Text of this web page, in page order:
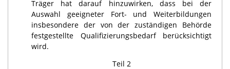
Träger hat darauf hinzuwirken, dass bei der
Auswahl geeigneter Fort- und Weiterbildungen
insbesondere der von der zuständigen Behörde
festgestellte Qualifizierungsbedarf berücksichtigt
wird.
Teil 2